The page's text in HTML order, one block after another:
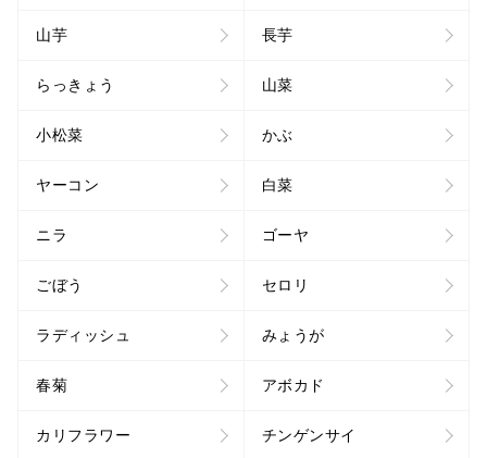
山芋 長芋
らっきょう 山菜
小松菜 かぶ
ヤーコン 白菜
ニラ ゴーヤ
ごぼう セロリ
ラディッシュ みょうが
春菊 アボカド
カリフラワー チンゲンサイ